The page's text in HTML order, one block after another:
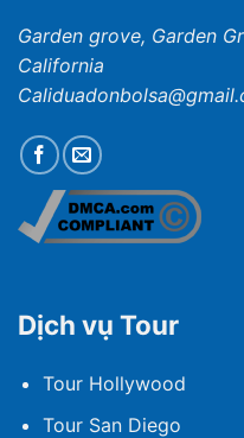
Garden grove, Garden
California
Dịch vụ Tour
Tour Hollywood
Tour San Diego